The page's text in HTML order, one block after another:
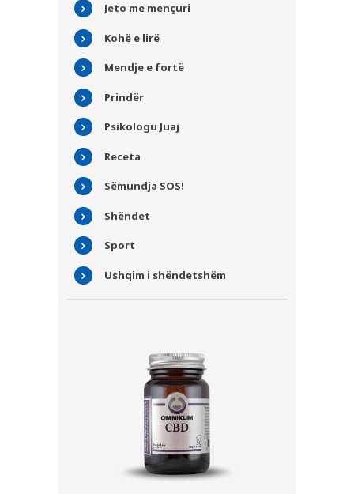
Jeto me mençuri
Kohë e lirë
Mendje e fortë
Prindër
Psikologu Juaj
Receta
Sëmundja SOS!
Shëndet
Sport
Ushqim i shëndetshëm